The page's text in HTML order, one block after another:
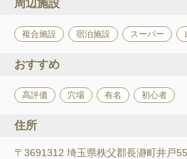
周辺施設
複合施設 宿泊施設 スーパー
おすすめ
高評価 穴場 有名 初心者
住所
〒3691312 埼玉県秩父郡長瀞町井戸